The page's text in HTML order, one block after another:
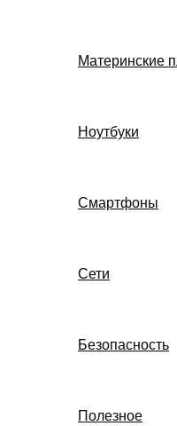
Материнские
Ноутбуки
Смартфоны
Сети
Безопасность
Полезное